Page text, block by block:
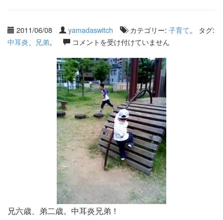
2011/06/08 yamadaswitch カテゴリー: 子育て。 タグ:
中耳炎
兄弟。 コメントを受け付けていません
兄六歳、弟二歳。中耳炎兄弟！